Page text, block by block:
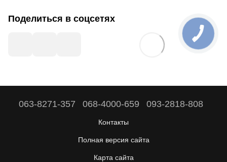
Поделиться в соцсетях
063-8271-357 068-4000-659 093-2818-808
Контакты
Полная версия сайта
Карта сайта